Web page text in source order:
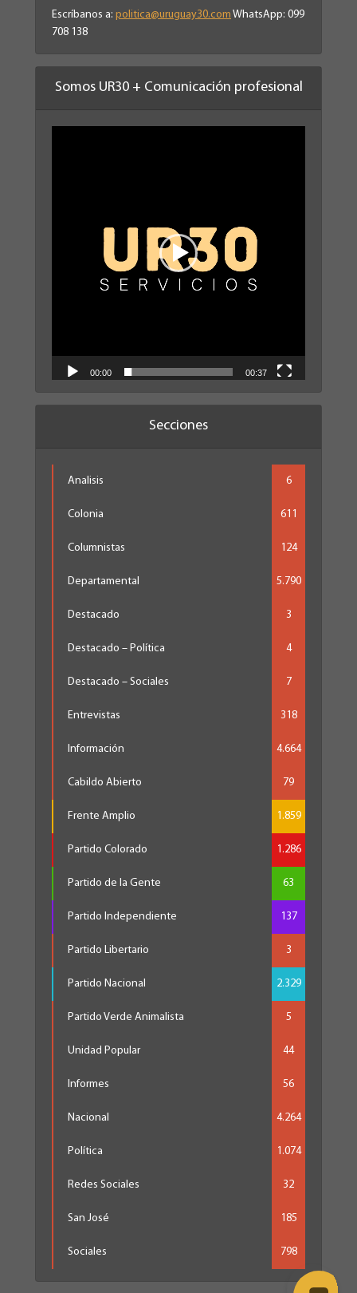
Escríbanos a: politica@uruguay30.com WhatsApp: 099
708 138
Somos UR30 + Comunicación profesional
00:00 00:37
Secciones
Analisis 6
Colonia 611
Columnistas 124
Departamental 5.790
Destacado 3
Destacado – Política 4
Destacado – Sociales 7
Entrevistas 318
Información 4.664
Cabildo Abierto 79
Frente Amplio 1.859
Partido Colorado 1.286
Partido de la Gente 63
Partido Independiente 137
Partido Libertario 3
Partido Nacional 2.329
Partido Verde Animalista 5
Unidad Popular 44
Informes 56
Nacional 4.264
Política 1.074
Redes Sociales 32
San José 185
Sociales 798